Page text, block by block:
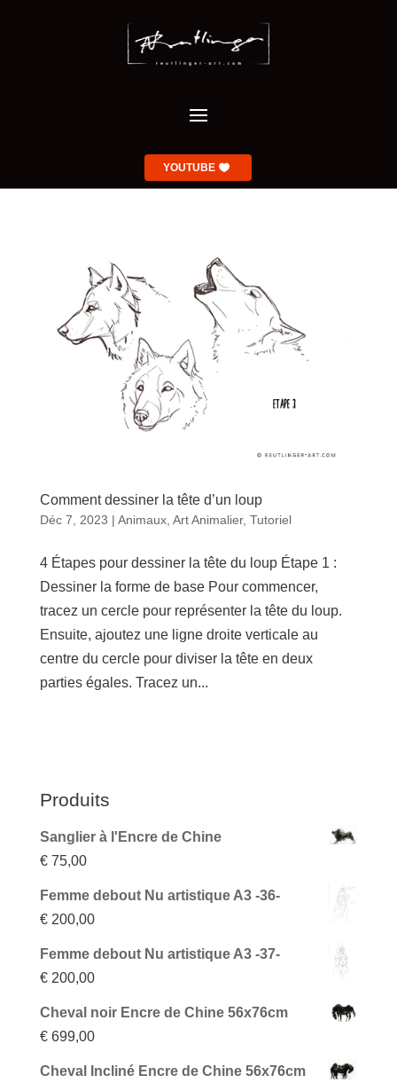
YOUTUBE
Comment dessiner la tête d’un loup
Déc 7, 2023 | Animaux, Art Animalier, Tutoriel
4 Étapes pour dessiner la tête du loup Étape 1 :
Dessiner la forme de base Pour commencer,
tracez un cercle pour représenter la tête du loup.
Ensuite, ajoutez une ligne droite verticale au
centre du cercle pour diviser la tête en deux
parties égales. Tracez un...
Produits
Sanglier à l'Encre de Chine
€75,00
Femme debout Nu artistique A3 -36-
€200,00
Femme debout Nu artistique A3 -37-
€200,00
Cheval noir Encre de Chine 56x76cm
€699,00
Cheval Incliné Encre de Chine 56x76cm